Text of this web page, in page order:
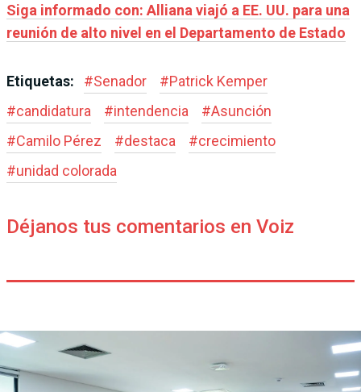
Siga informado con: Alliana viajó a EE. UU. para una
reunión de alto nivel en el Departamento de Estado
Etiquetas: #Senador #Patrick Kemper
#candidatura #intendencia #Asunción
#Camilo Pérez #destaca #crecimiento
#unidad colorada
Déjanos tus comentarios en Voiz